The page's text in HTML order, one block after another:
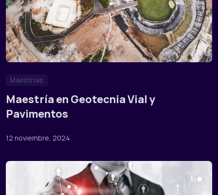
Maestrías
Maestría en Geotecnia Vial y
Pavimentos
12 noviembre, 2024